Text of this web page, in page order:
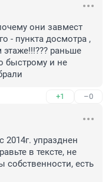
они завмест
- пункта досмотра ,
раньше
быстрому и не
+1 –0
упразднен
в тексте, не
собственности, есть